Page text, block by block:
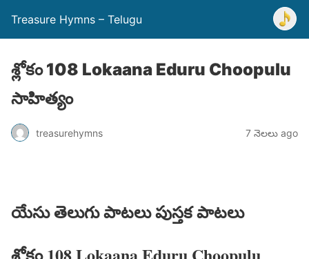
Treasure Hymns – Telugu
శ్లోకం 108 Lokaana Eduru Choopulu
సాహిత్యం
treasurehymns 7 నెలలు ago
యేసు తెలుగు పాటలు పుస్తక పాటలు